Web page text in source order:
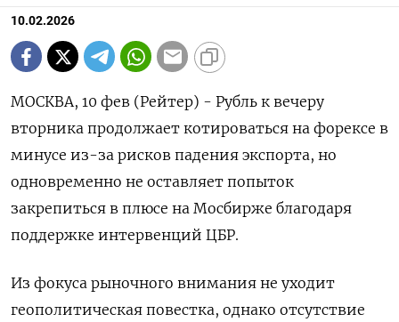
10.02.2026
МОСКВА, 10 фев (Рейтер) - Рубль к вечеру
вторника продолжает котироваться на форексе в
минусе из-за рисков падения экспорта, но
одновременно не оставляет попыток
закрепиться в плюсе на Моcбирже благодаря
поддержке интервенций ЦБР.
Из фокуса рыночного внимания не уходит
геополитическая повестка, однако отсутствие